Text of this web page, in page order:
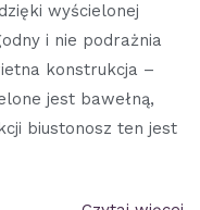
wyścielonej
i nie podrażnia
konstrukcja –
jest bawełną,
biustonosz ten jest